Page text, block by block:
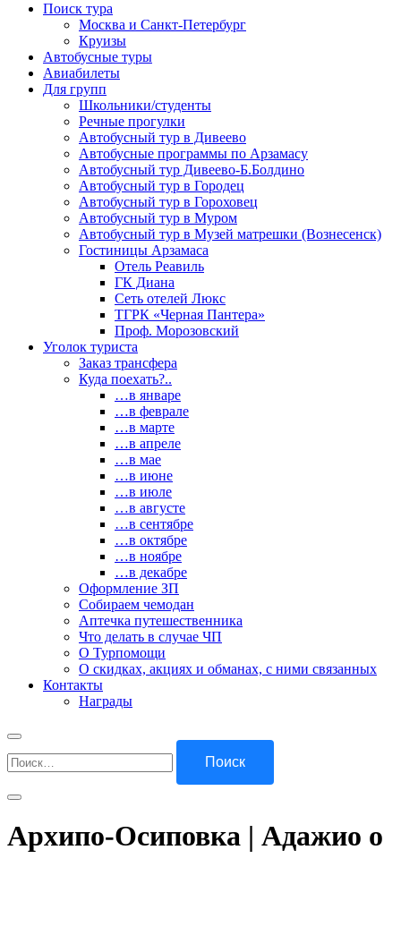
Поиск тура
Москва и Санкт-Петербург
Круизы
Автобусные туры
Авиабилеты
Для групп
Школьники/студенты
Речные прогулки
Автобусный тур в Дивеево
Автобусные программы по Арзамасу
Автобусный тур Дивеево-Б.Болдино
Автобусный тур в Городец
Автобусный тур в Гороховец
Автобусный тур в Муром
Автобусный тур в Музей матрешки (Вознесенск)
Гостиницы Арзамаса
Отель Реавиль
ГК Диана
Сеть отелей Люкс
ТГРК «Черная Пантера»
Проф. Морозовский
Уголок туриста
Заказ трансфера
Куда поехать?..
…в январе
…в феврале
…в марте
…в апреле
…в мае
…в июне
…в июле
…в августе
…в сентябре
…в октябре
…в ноябре
…в декабре
Оформление ЗП
Собираем чемодан
Аптечка путешественника
Что делать в случае ЧП
О Турпомощи
О скидках, акциях и обманах, с ними связанных
Контакты
Награды
Архипо-Осиповка | Адажио о